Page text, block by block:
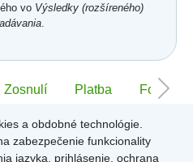
vo Výsledky (rozšíreného)
.
Zosnulí Platba Foto
Číslo:-
a obdobné technológie.
zabezpečenie funkcionality
jazyka, prihlásenie, ochrana